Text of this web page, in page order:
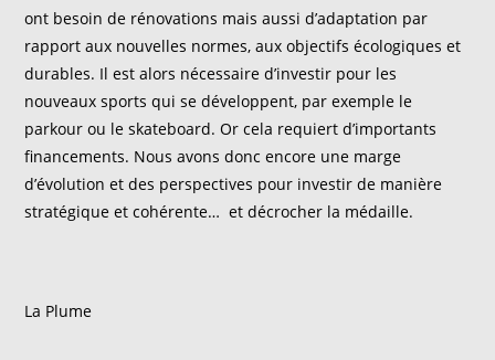
ont besoin de rénovations mais aussi d’adaptation par
rapport aux nouvelles normes, aux objectifs écologiques et
durables. Il est alors nécessaire d’investir pour les
nouveaux sports qui se développent, par exemple le
parkour ou le skateboard. Or cela requiert d’importants
financements. Nous avons donc encore une marge
d’évolution et des perspectives pour investir de manière
stratégique et cohérente… et décrocher la médaille.
La Plume